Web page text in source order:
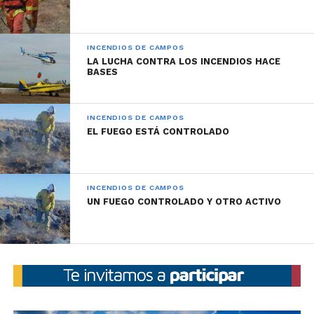
INCENDIOS DE CAMPOS
LA LUCHA CONTRA LOS INCENDIOS HACE
BASES
INCENDIOS DE CAMPOS
EL FUEGO ESTÁ CONTROLADO
INCENDIOS DE CAMPOS
UN FUEGO CONTROLADO Y OTRO ACTIVO